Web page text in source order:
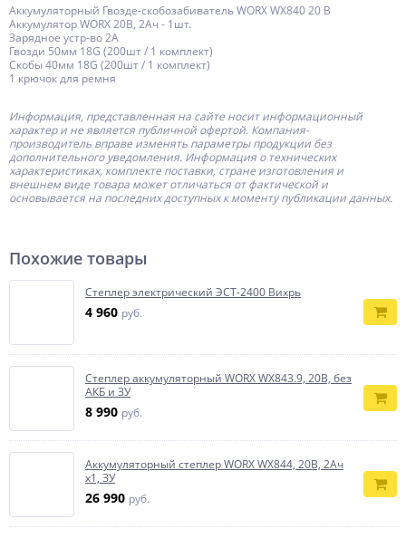
Аккумуляторный Гвозде-скобозабиватель WORX WX840 20 В
Аккумулятор WORX 20В, 2Ач - 1шт.
Зарядное устр-во 2А
Гвозди 50мм 18G (200шт / 1 комплект)
Скобы 40мм 18G (200шт / 1 комплект)
1 крючок для ремня
Информация, представленная на сайте носит информационный
характер и не является публичной офертой. Компания-
производитель вправе изменять параметры продукции без
дополнительного уведомления. Информация о технических
характеристиках, комплекте поставки, стране изготовления и
внешнем виде товара может отличаться от фактической и
основывается на последних доступных к моменту публикации данных.
Похожие товары
Степлер электрический ЭСТ-2400 Вихрь
4 960 руб.
Степлер аккумуляторный WORX WX843.9, 20В, без
АКБ и ЗУ
8 990 руб.
Аккумуляторный степлер WORX WX844, 20В, 2Ач
х1, ЗУ
26 990 руб.